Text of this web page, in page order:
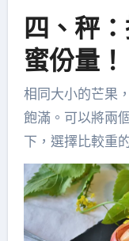
四、秤
蜜份量！
相同大小的芒果
飽滿。可以將兩
下，選擇比較重